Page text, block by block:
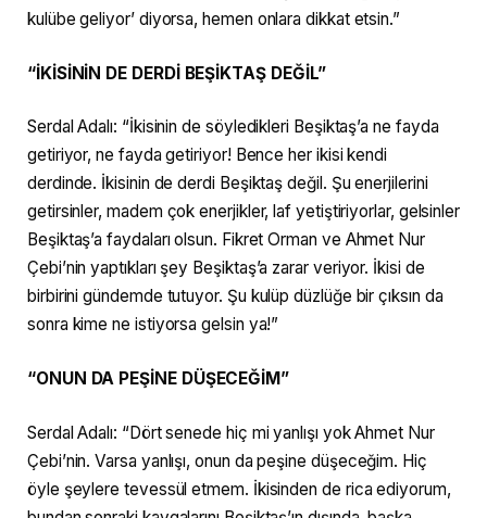
kulübe geliyor’ diyorsa, hemen onlara dikkat etsin.”
“İKİSİNİN DE DERDİ BEŞİKTAŞ DEĞİL”
Serdal Adalı: “İkisinin de söyledikleri Beşiktaş’a ne fayda
getiriyor, ne fayda getiriyor! Bence her ikisi kendi
derdinde. İkisinin de derdi Beşiktaş değil. Şu enerjilerini
getirsinler, madem çok enerjikler, laf yetiştiriyorlar, gelsinler
Beşiktaş’a faydaları olsun. Fikret Orman ve Ahmet Nur
Çebi’nin yaptıkları şey Beşiktaş’a zarar veriyor. İkisi de
birbirini gündemde tutuyor. Şu kulüp düzlüğe bir çıksın da
sonra kime ne istiyorsa gelsin ya!”
“ONUN DA PEŞİNE DÜŞECEĞİM”
Serdal Adalı: “Dört senede hiç mi yanlışı yok Ahmet Nur
Çebi’nin. Varsa yanlışı, onun da peşine düşeceğim. Hiç
öyle şeylere tevessül etmem. İkisinden de rica ediyorum,